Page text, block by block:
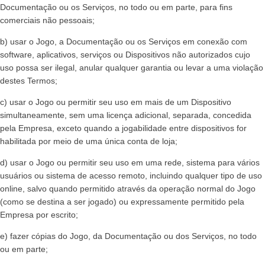
Documentação ou os Serviços, no todo ou em parte, para fins
comerciais não pessoais;
b) usar o Jogo, a Documentação ou os Serviços em conexão com
software, aplicativos, serviços ou Dispositivos não autorizados cujo
uso possa ser ilegal, anular qualquer garantia ou levar a uma violação
destes Termos;
c) usar o Jogo ou permitir seu uso em mais de um Dispositivo
simultaneamente, sem uma licença adicional, separada, concedida
pela Empresa, exceto quando a jogabilidade entre dispositivos for
habilitada por meio de uma única conta de loja;
d) usar o Jogo ou permitir seu uso em uma rede, sistema para vários
usuários ou sistema de acesso remoto, incluindo qualquer tipo de uso
online, salvo quando permitido através da operação normal do Jogo
(como se destina a ser jogado) ou expressamente permitido pela
Empresa por escrito;
e) fazer cópias do Jogo, da Documentação ou dos Serviços, no todo
ou em parte;